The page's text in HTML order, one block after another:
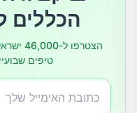
9.טארו
הכללים
טיפים